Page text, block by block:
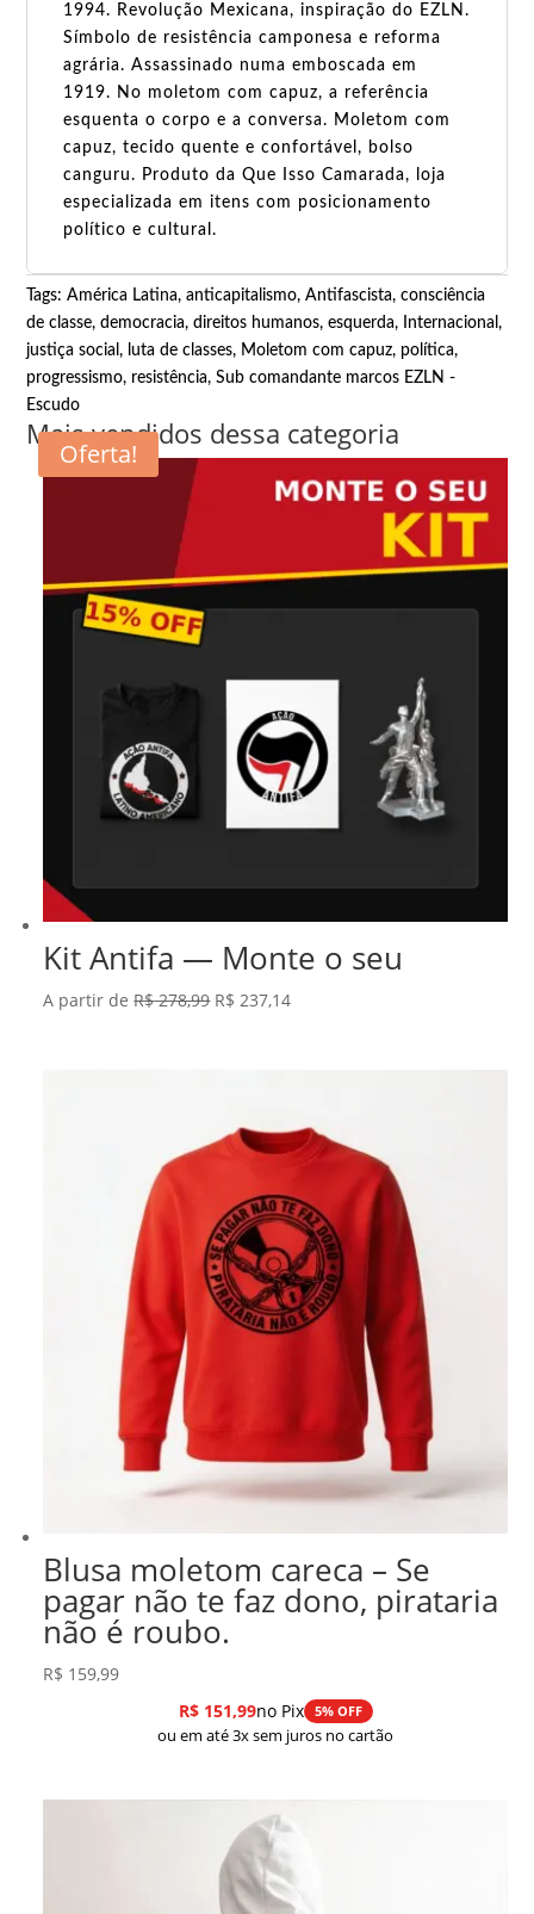
1994. Revolução Mexicana, inspiração do EZLN.
Símbolo de resistência camponesa e reforma
agrária. Assassinado numa emboscada em
1919. No moletom com capuz, a referência
esquenta o corpo e a conversa. Moletom com
capuz, tecido quente e confortável, bolso
canguru. Produto da Que Isso Camarada, loja
especializada em itens com posicionamento
político e cultural.
Tags:América Latina,anticapitalismo,Antifascista,consciência
de classe,democracia,direitos humanos,esquerda, Internacional,
justiça social, luta de classes, Moletom com capuz, política,
progressismo, resistência,Sub comandante marcos EZLN -
Escudo
Mais vendidos dessa categoria
Oferta!
Kit Antifa — Monte o seu
A partir deR$278,99 O
R$ 278,99.
R$ 237,14O
R$ 237,14.
Blusa moletom careca – Se
pagar não te faz dono, pirataria
não é roubo.
R$ 159,99
R$151,99no Pix 5% OFF
ou em até 3x sem juros no cartão